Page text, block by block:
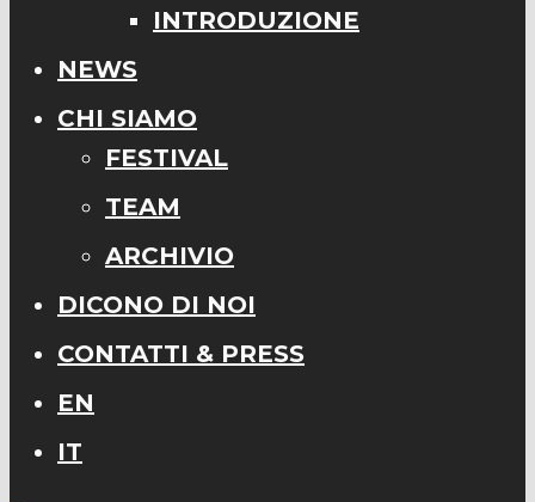
INTRODUZIONE
NEWS
CHI SIAMO
FESTIVAL
TEAM
ARCHIVIO
DICONO DI NOI
CONTATTI & PRESS
EN
IT